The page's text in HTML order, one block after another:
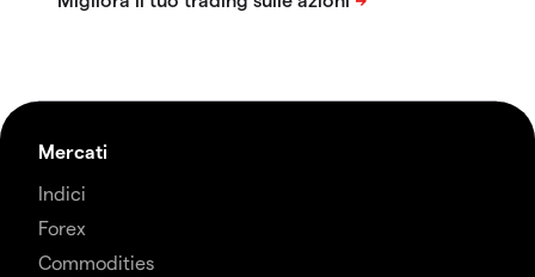
Mercati
Indici
Forex
Commodities